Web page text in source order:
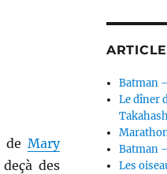
de Mary
des
Batman
Le dîner
Batman
Les